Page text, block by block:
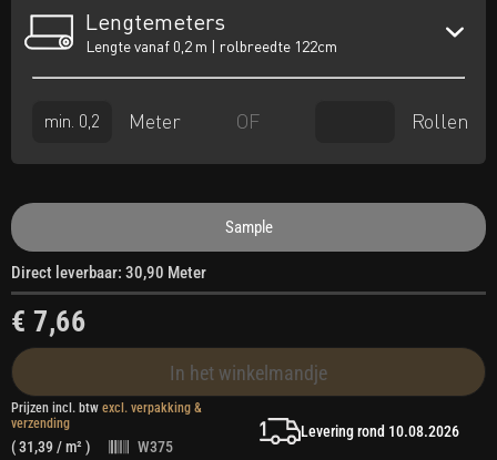
Lengtemeters
Lengte vanaf 0,2 m | rolbreedte 122cm
Meter OF Rollen
Sample
Direct leverbaar: 30,90 Meter
€ 7,66
In het winkelmandje
Prijzen incl. btw excl. verpakking &
verzending
(31,39/ m² ) W375
Levering rond 10.08.2026